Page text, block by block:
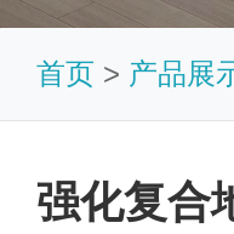
首页 > 产品展
强化复合